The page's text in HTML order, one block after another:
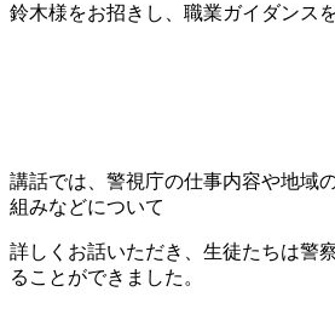
鈴木様をお招きし、職業ガイダンス
講話では、警視庁の仕事内容や地域
組みなどについて
詳しくお話いただき、生徒たちは警
ることができました。